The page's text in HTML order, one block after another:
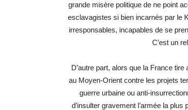
grande misère politique de ne point
esclavagistes si bien incarnés par le
irresponsables, incapables de se
C’est un
D’autre part, alors que la France
au Moyen-Orient contre les projets
guerre urbaine ou anti-
d’insulter gravement l’armée la